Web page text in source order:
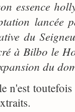
essence
lancée
du
à Bilbo le
du
n'est